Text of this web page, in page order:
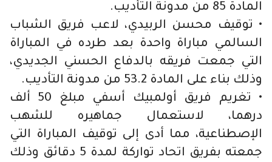
المادة 85 من مدونة التأديب.
• توقيف محسن الربيدي، لاعب فريق الشباب
السالمي مباراة واحدة بعد طرده في المباراة
التي جمعت فريقه بالدفاع الحسني الجديدي،
وذلك بناء على المادة 53.2 من مدونة التأديب.
• تغريم فريق أولمبيك أسفي مبلغ 50 ألف
درهما، لاستعمال جماهيره للشهب
الإصطناعية، مما أدى إلى توقيف المباراة التي
جمعته بفريق اتحاد تواركة لمدة 5 دقائق وذلك